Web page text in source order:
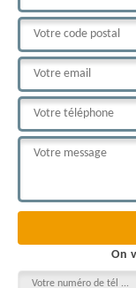
On